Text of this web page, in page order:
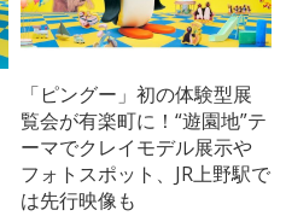
「ピングー」初の体験型展
覧会が有楽町に！“遊園地”テ
ーマでクレイモデル展示や
フォトスポット、JR上野駅で
は先行映像も